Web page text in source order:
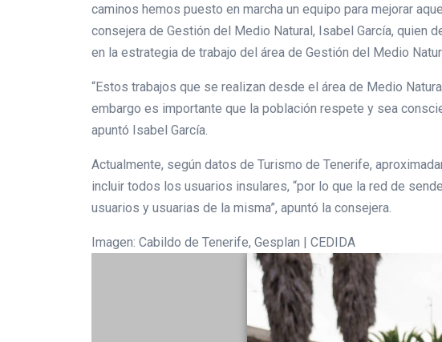
caminos hemos puesto en marcha un equipo para mejorar
consejera de Gestión del Medio Natural, Isabel García,
en la estrategia de trabajo del área de Gestión del Medio
“Estos trabajos que se realizan desde el área de Medio
embargo es importante que la población respete y sea
apuntó Isabel García.
Actualmente, según datos de Turismo de Tenerife,
incluir todos los usuarios insulares, “por lo que la red de
usuarios y usuarias de la misma”, apuntó la consejera.
Imagen: Cabildo de Tenerife, Gesplan | CEDIDA